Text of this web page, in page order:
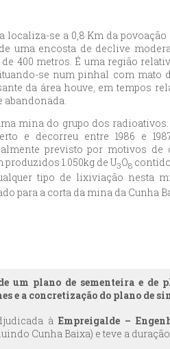
localiza-se a 0,8 Km da povoação
uma encosta de declive
400 metros. É uma região
se num pinhal com mato
da área houve, em tempos
abandonada.
mina do grupo dos
e decorreu entre 1986 e
previsto por motivos de
1.050kg de U3O8
tipo de lixiviação nesta
para a corta da mina da Cunha
um plano de sementeira e de
e a concretização do plano de
à Empreigalde –
Cunha Baixa) e teve a